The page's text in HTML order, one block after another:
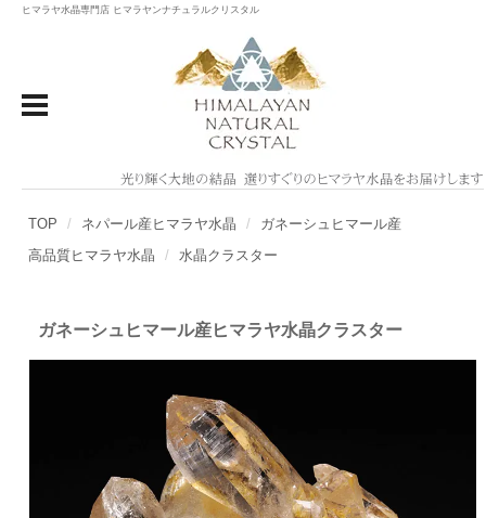
ヒマラヤ水晶専門店 ヒマラヤンナチュラルクリスタル
TOP ネパール産ヒマラヤ水晶
ガネーシュヒマール産
高品質ヒマラヤ水晶
水晶クラスター
ガネーシュヒマール産ヒマラヤ水晶クラスター